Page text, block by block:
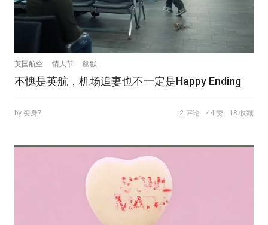
英国航空 情人节 幽默
不愧是英航，机场追妻也不一定是Happy Ending
by 变身7 2 评论 44 赞 18 收藏